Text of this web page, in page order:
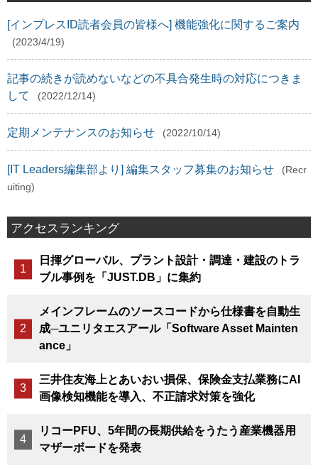
[インプレスID読者会員の皆様へ] 機能強化に関するご案内
(2023/4/19)
記事の続きが読めないなどの不具合発生時の対応につきま
して
(2022/12/14)
定期メンテナンスのお知らせ (2022/10/14)
[IT Leaders編集部より] 編集スタッフ募集のお知らせ
(Recr
uiting)
アクセスランキング
日揮グローバル、プラント設計・調達・建設のトラ
ブル事例を「JUST.DB」に集約
メインフレームのソースコードから仕様書を自動生
成─ユニリタエスアール「Software Asset Mainten
ance」
三井住友海上とあいおい損保、保険金支払業務にAI
画像検知機能を導入、不正請求対策を強化
リコーPFU、5年間の長期供給をうたう産業機器用
マザーボードを発表